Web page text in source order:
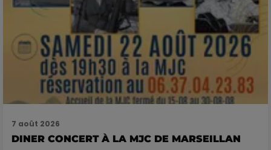
7 août 2026
DINER CONCERT À LA MJC DE MARSEILLAN